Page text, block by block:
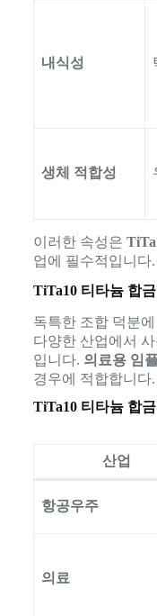
내식성
생체 적합성
이러한 속성은
업에 필수적입니다.
TiTa10 티타늄 합
독특한 조합 덕분에
다양한 산업에서
입니다. 의료용 임
경우에 적합합니다.
TiTa10 티타늄 합
산업
항공우주
의료